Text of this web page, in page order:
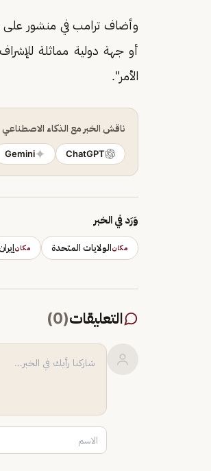
وأضاف ترامب في منشور على
أو جهة دولية مماثلة
الأمر".
ناقش الخبر مع الذكاء الاصطناعي
ChatGPT
Gemini
وَرَد في الخبر
مكانالولايات المتحدة مكان
التعليقات(
0
)